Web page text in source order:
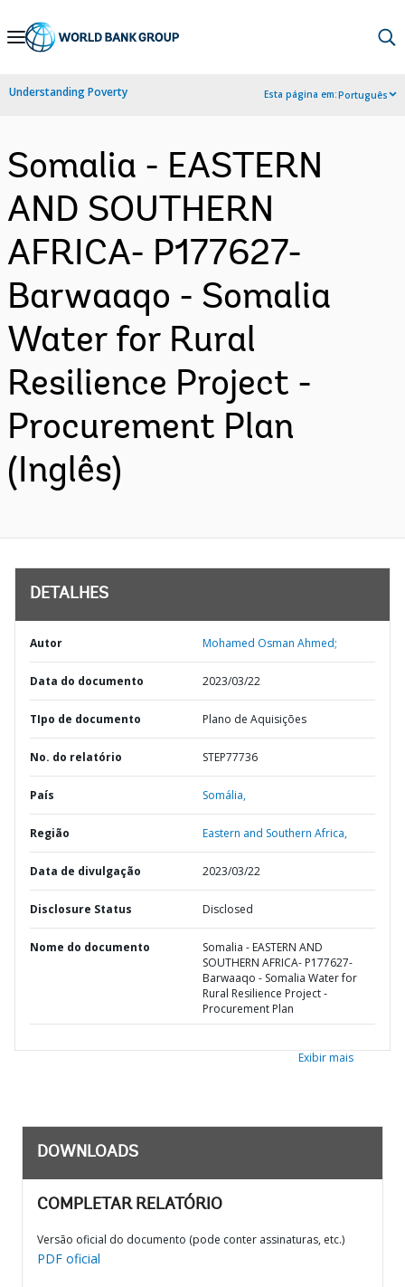
Skip
Navigation
Understanding Poverty Esta página em:Português
Somalia - EASTERN
AND SOUTHERN
AFRICA- P177627-
Barwaaqo - Somalia
Water for Rural
Resilience Project -
Procurement Plan
(Inglês)
DETALHES
Autor Mohamed Osman Ahmed;
Data do documento 2023/03/22
TIpo de documento Plano de Aquisições
No. do relatório STEP77736
País Somália,
Região Eastern and Southern Africa,
Data de divulgação 2023/03/22
Disclosure Status Disclosed
Nome do documento
Somalia - EASTERN AND
SOUTHERN AFRICA- P177627-
Barwaaqo - Somalia Water for
Rural Resilience Project -
Procurement Plan
Exibir mais
DOWNLOADS
COMPLETAR RELATÓRIO
Versão oficial do documento (pode conter assinaturas, etc.)
PDF oficial